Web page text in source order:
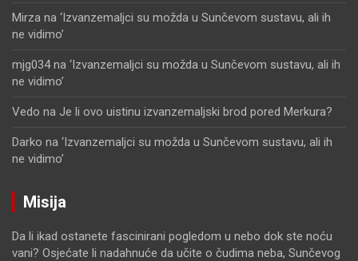
Mirza na ‘Izvanzemaljci su možda u Sunčevom sustavu, ali ih
ne vidimo’
mjg034na ‘Izvanzemaljci su možda u Sunčevom sustavu, ali ih
ne vidimo’
Vedo na Je li ovo uistinu izvanzemaljski brod pored Merkura?
Darko na ‘Izvanzemaljci su možda u Sunčevom sustavu, ali ih
ne vidimo’
Misija
Da li ikad ostanete fascinirani pogledom u nebo dok ste noću
vani? Osjećate li nadahnuće da učite o čudima neba, Sunčevog